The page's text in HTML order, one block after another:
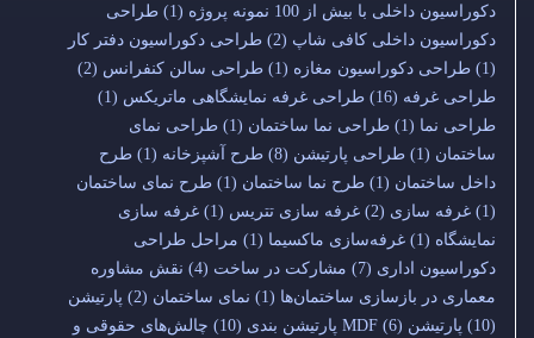
دکوراسیون داخلی با بیش از 100 نمونه پروژه
(1)
طراحی
دکوراسیون داخلی کافی شاپ (2)
طراحی دکوراسیون دفتر کار
(1)
طراحی دکوراسیون مغازه (1) طراحی سالن کنفرانس (2)
طراحی غرفه (16) طراحی غرفه نمایشگاهی ماتریکس (1)
طراحی نما (1) طراحی نما ساختمان (1)
طراحی نمای
ساختمان (1) طراحی پارتیشن (8) طرح آشپزخانه (1)
طرح
داخل ساختمان (1) طرح نما ساختمان (1)
طرح نمای ساختمان
(1)
غرفه سازی (2) غرفه سازی تتریس (1)
غرفه سازی
نمایشگاه (1) غرفه‌سازی ماکسیما (1)
مراحل طراحی
دکوراسیون اداری (7) مشارکت در ساخت (4)
نقش مشاوره
معماری در بازسازی ساختمان‌ها (1) نمای ساختمان (2)
پارتیشن
(10)
پارتیشن MDF (6) پارتیشن بندی (10)
چالش‌های حقوقی و